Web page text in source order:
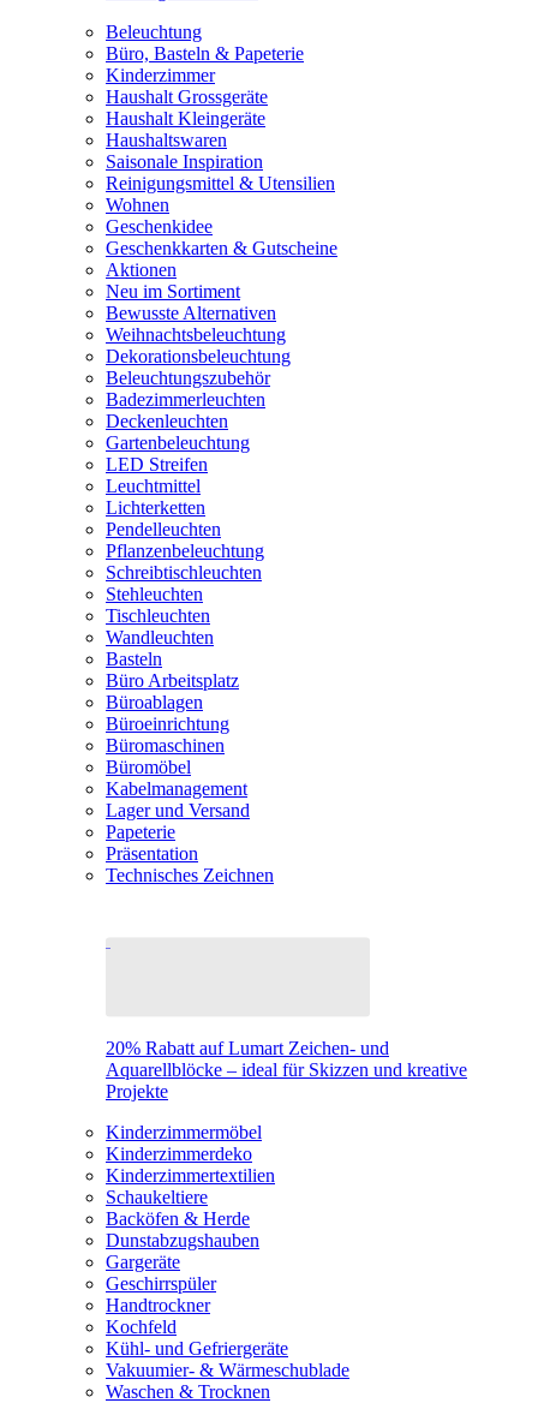
Beleuchtung
Büro, Basteln & Papeterie
Kinderzimmer
Haushalt Grossgeräte
Haushalt Kleingeräte
Haushaltswaren
Saisonale Inspiration
Reinigungsmittel & Utensilien
Wohnen
Geschenkidee
Geschenkkarten & Gutscheine
Aktionen
Neu im Sortiment
Bewusste Alternativen
Weihnachtsbeleuchtung
Dekorationsbeleuchtung
Beleuchtungszubehör
Badezimmerleuchten
Deckenleuchten
Gartenbeleuchtung
LED Streifen
Leuchtmittel
Lichterketten
Pendelleuchten
Pflanzenbeleuchtung
Schreibtischleuchten
Stehleuchten
Tischleuchten
Wandleuchten
Basteln
Büro Arbeitsplatz
Büroablagen
Büroeinrichtung
Büromaschinen
Büromöbel
Kabelmanagement
Lager und Versand
Papeterie
Präsentation
Technisches Zeichnen
20% Rabatt auf Lumart Zeichen- und
Aquarellblöcke – ideal für Skizzen und kreative
Projekte
Kinderzimmermöbel
Kinderzimmerdeko
Kinderzimmertextilien
Schaukeltiere
Backöfen & Herde
Dunstabzugshauben
Gargeräte
Geschirrspüler
Handtrockner
Kochfeld
Kühl- und Gefriergeräte
Vakuumier- & Wärmeschublade
Waschen & Trocknen